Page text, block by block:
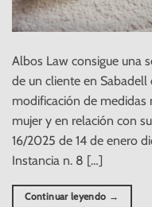
Albos Law consigue una
de un cliente en
modificación de medidas
mujer y en relación con
16/2025 de 14 de enero
Instancia n. 8 […]
Continuar leyendo →